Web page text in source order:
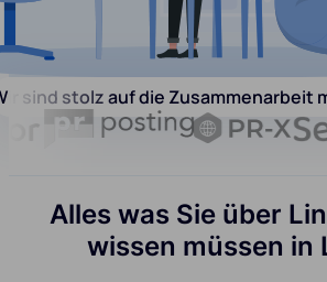
sind stolz auf die Zusammenarbeit
Alles was Sie über
wissen müssen in